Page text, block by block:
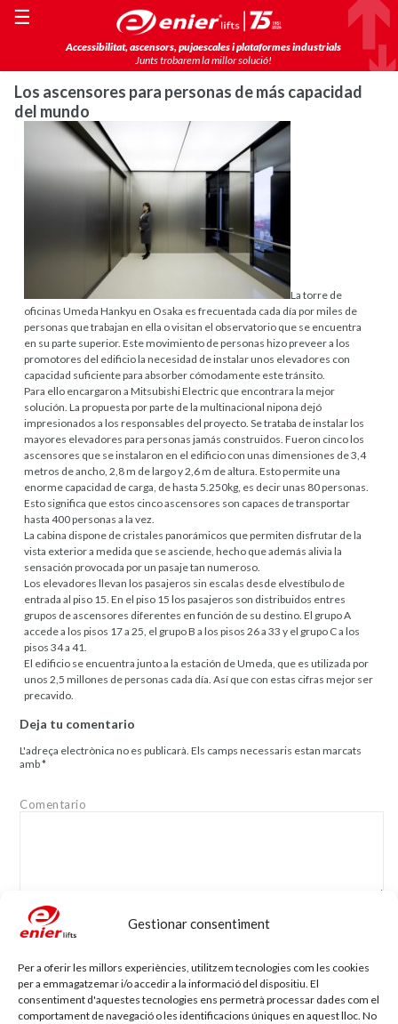
Gestionar consentiment
Per a oferir les millors experiències, utilitzem tecnologies com les cookies
per a emmagatzemar i/o accedir a la informació del dispositiu. El
consentiment d'aquestes tecnologies ens permetrà processar dades com el
comportament de navegació o les identificacions úniques en aquest lloc. No
Accessibilitat, ascensors, pujaescales i plataformes industrials
Junts trobarem la millor solució!
☰
Los ascensores para personas de más capacidad
del mundo
La torre de
oficinas Umeda Hankyu en Osaka es frecuentada cada día por miles de
personas que trabajan en ella o visitan el observatorio que se encuentra
en su parte superior. Este movimiento de personas hizo preveer a los
promotores del edificio la necesidad de instalar unos elevadores con
capacidad suficiente para absorber cómodamente este tránsito.
Para ello encargaron a Mitsubishi Electric que encontrara la mejor
solución. La propuesta por parte de la multinacional nipona dejó
impresionados a los responsables del proyecto. Se trataba de instalar los
mayores elevadores para personas jamás construidos. Fueron cinco los
ascensores que se instalaron en el edificio con unas dimensiones de 3,4
metros de ancho, 2,8 m de largo y 2,6 m de altura. Esto permite una
enorme capacidad de carga, de hasta 5.250kg, es decir unas 80 personas.
Esto significa que estos cinco ascensores son capaces de transportar
hasta 400 personas a la vez.
La cabina dispone de cristales panorámicos que permiten disfrutar de la
vista exterior a medida que se asciende, hecho que además alivia la
sensación provocada por un pasaje tan numeroso.
Los elevadores llevan los pasajeros sin escalas desde elvestíbulo de
entrada al piso 15. En el piso 15 los pasajeros son distribuidos entres
grupos de ascensores diferentes en función de su destino. El grupo A
accede a los pisos 17 a 25, el grupo B a los pisos 26 a 33 y el grupo C a los
pisos 34 a 41.
El edificio se encuentra junto a la estación de Umeda, que es utilizada por
unos 2,5 millones de personas cada día. Así que con estas cifras mejor ser
precavido.
Deja tu comentario
L'adreça electrònica no es publicarà. Els camps necessaris estan marcats
amb*
Comentario
Nom* Adreça electrònica
Lloc web